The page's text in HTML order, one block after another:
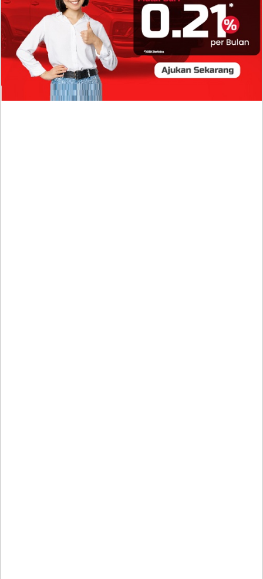
Isi Komentar Raisa Andriana di TikTok Mathis Molinie
Terkuak, Diduga jadi Isyarat Go Publik?
Profil Biodata Mathis Molinié, Chef Prancis Pacar
Baru Raisa Andriana yang Kini Resmi Go Publik?